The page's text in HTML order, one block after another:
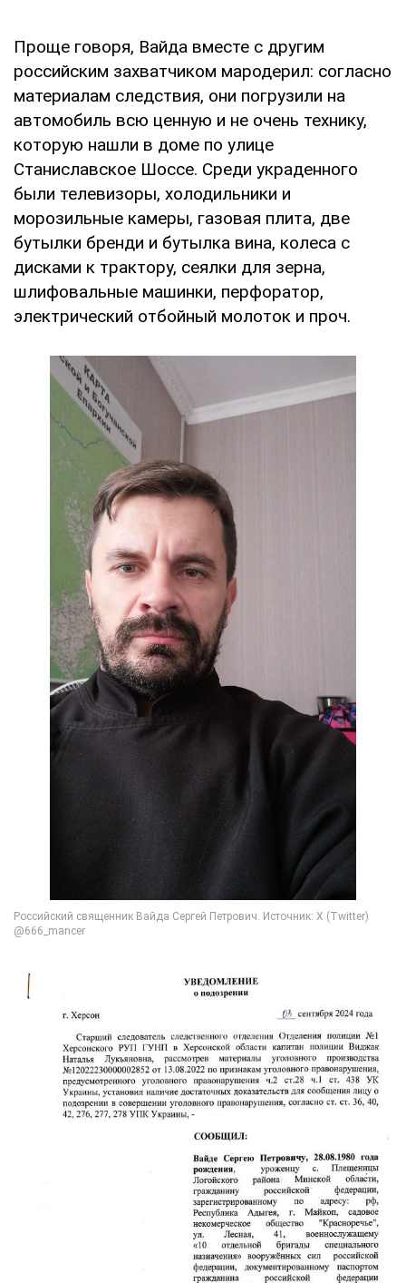
Проще говоря, Вайда вместе с другим
российским захватчиком мародерил: согласно
материалам следствия, они погрузили на
автомобиль всю ценную и не очень технику,
которую нашли в доме по улице
Станиславское Шоссе. Среди украденного
были телевизоры, холодильники и
морозильные камеры, газовая плита, две
бутылки бренди и бутылка вина, колеса с
дисками к трактору, сеялки для зерна,
шлифовальные машинки, перфоратор,
электрический отбойный молоток и проч.